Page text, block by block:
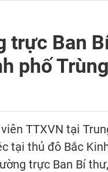
trực Ban
phố
TTXVN tại
tại thủ đô Bắc
trực Ban Bí